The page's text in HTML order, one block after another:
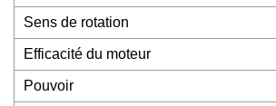
Sens de rotation
Efficacité du moteur
Pouvoir